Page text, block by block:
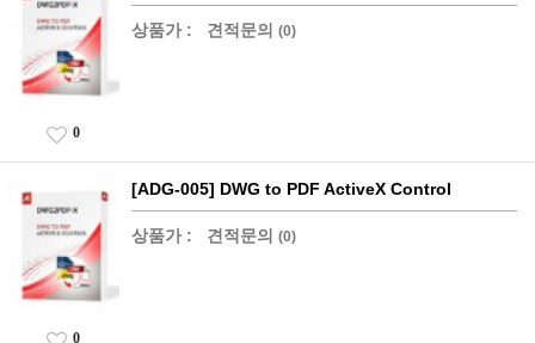
상품가 : 견적문의 (0)
0
[ADG-005] DWG to PDF ActiveX Control
상품가 : 견적문의 (0)
0